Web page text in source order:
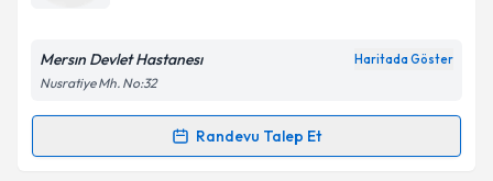
Kişisel verilerimin işlenmesine ilişkin
Metni'ni okudum ve kişisel verilerimin belirtilen
Mersın Devlet Hastanesı Haritada Göster
Nusratiye Mh. No:32
Randevu Talep Et
Randevu Takvimi Talebi